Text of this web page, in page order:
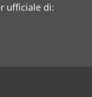
ufficiale di: